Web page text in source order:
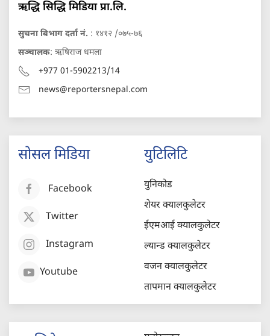
ऋद्धि सिद्धि मिडिया प्रा.लि.
सुचना बिभाग दर्ता नं. : १४१२ /०७५-७६
सञ्चालक: ऋषिराज धमला
+977 01-5902213/14
news@reportersnepal.com
सोसल मिडिया
Facebook
Twitter
Instagram
Youtube
युटिलिटि
युनिकोड
शेयर क्यालकुलेटर
ईएमआई क्यालकुलेटर
ल्यान्ड क्यालकुलेटर
वजन क्यालकुलेटर
तापमान क्यालकुलेटर